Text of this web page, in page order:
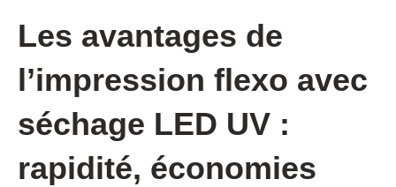
Les avantages de
l’impression flexo avec
séchage LED UV :
rapidité, économies